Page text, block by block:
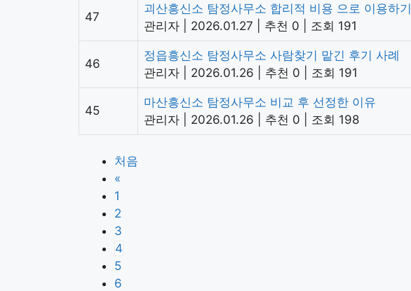
47
괴산흥신소 탐정사무소 합리적 비용 으로 이용하기
관리자
2026.01.27 추천 0 조회 191
46
정읍흥신소 탐정사무소 사람찾기 맡긴 후기 사례
관리자
2026.01.26 추천 0 조회 191
45
마산흥신소 탐정사무소 비교 후 선정한 이유
관리자
2026.01.26 추천 0 조회 198
처음
«
1
2
3
4
5
6